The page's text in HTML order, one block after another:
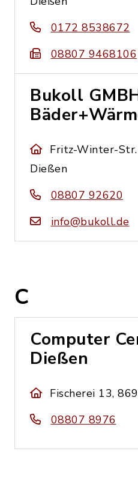
0172 8538672
08807 9468106
Bukoll
Fritz-Winter-
Dießen
08807 92620
info@bukoll.de
C
Computer
Dießen
Fischerei 13,
08807 8976